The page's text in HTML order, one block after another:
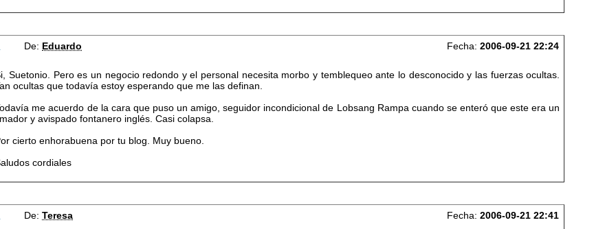
De: Eduardo Fecha:2006-09-21 22:24
Suetonio. Pero es un negocio redondo y el personal necesita morbo y temblequeo ante lo desconocido y las fuerzas ocultas.
ocultas que todavía estoy esperando que me las definan.
me acuerdo de la cara que puso un amigo, seguidor incondicional de Lobsang Rampa cuando se enteró que este era un
y avispado fontanero inglés. Casi colapsa.
cierto enhorabuena por tu blog. Muy bueno.
cordiales
De:Teresa Fecha:2006-09-21 22:41